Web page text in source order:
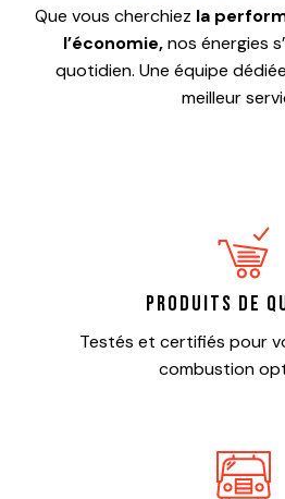
Que vous cherchiez la
l’économie,nos énergies
quotidien. Une équipe
meilleur
Produits de
Testés et certifiés pour
combustion